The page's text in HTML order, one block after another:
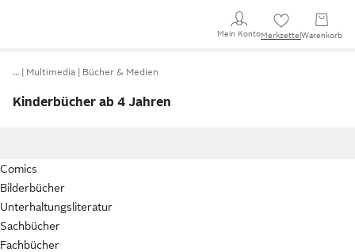
Mein KontoMerkzettel Warenkorb
… Multimedia Bücher & Medien
Kinderbücher ab 4 Jahren
Comics
Bilderbücher
Unterhaltungsliteratur
Sachbücher
Fachbücher